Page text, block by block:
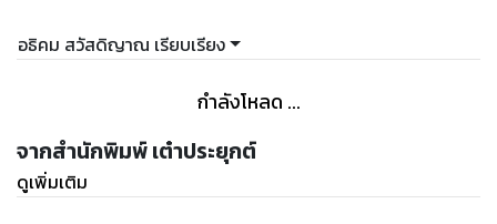
ดำเนินไปตามการโน้มนำของตน...
อธิคม สวัสดิญาณ เรียบเรียง
กำลังโหลด ...
จากสำนักพิมพ์ เต๋าประยุกต์
ดูเพิ่มเติม